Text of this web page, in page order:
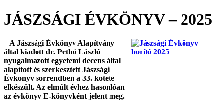
JÁSZSÁGI ÉVKÖNYV – 2025
A Jászsági Évkönyv Alapítvány
által kiadott dr. Pethő László
nyugalmazott egyetemi decens által
alapított és szerkesztett Jászsági
Évkönyv sorrendben a 33. kötete
elkészült. Az elmúlt évhez hasonlóan
az évkönyv E-könyvként jelent meg.